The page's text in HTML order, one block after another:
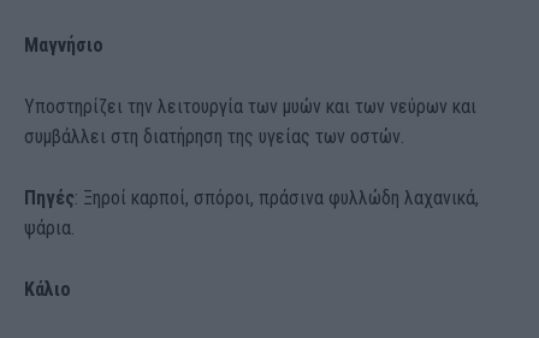
Μαγνήσιο
Υποστηρίζει την λειτουργία των μυών και των νεύρων και
συμβάλλει στη διατήρηση της υγείας των οστών.
Πηγές: Ξηροί καρποί, σπόροι, πράσινα φυλλώδη λαχανικά,
ψάρια.
Κάλιο